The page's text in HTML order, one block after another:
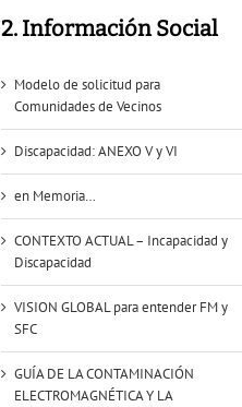
2. Información Social
Modelo de solicitud para
Comunidades de Vecinos
Discapacidad: ANEXO V y VI
en Memoria…
CONTEXTO ACTUAL – Incapacidad y
Discapacidad
VISION GLOBAL para entender FM y
SFC
GUÍA DE LA CONTAMINACIÓN
ELECTROMAGNÉTICA Y LA